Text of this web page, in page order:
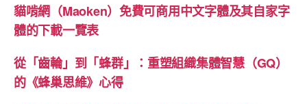
貓啃網（Maoken）免費可商用中文字體及其自家字
體的下載一覽表
從「齒輪」到「蜂群」：重塑組織集體智慧（GQ）
的《蜂巢思維》心得